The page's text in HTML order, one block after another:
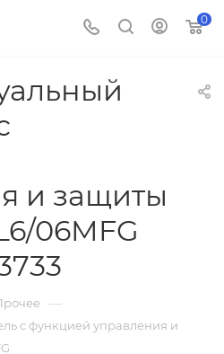
0
и защиты
06MFG
—
с функцией управления и